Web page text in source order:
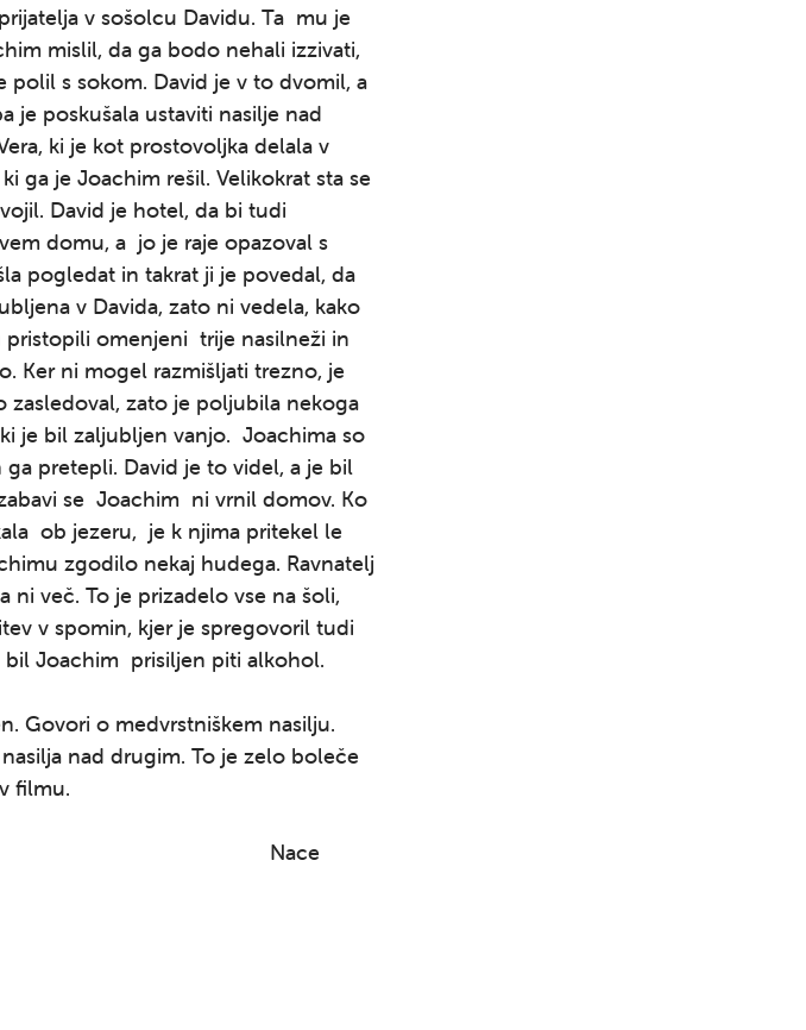
v sošolcu Davidu. Ta mu je
mislil, da ga bodo nehali izzivati,
s sokom. David je v to dvomil, a
je poskušala ustaviti nasilje nad
ki je kot prostovoljka delala v
ga je Joachim rešil. Velikokrat sta se
David je hotel, da bi tudi
domu, a jo je raje opazoval s
pogledat in takrat ji je povedal, da
v Davida, zato ni vedela, kako
pristopili omenjeni trije nasilneži in
Ker ni mogel razmišljati trezno, je
zasledoval, zato je poljubila nekoga
je bil zaljubljen vanjo. Joachima so
pretepli. David je to videl, a je bil
se Joachim ni vrnil domov. Ko
ob jezeru, je k njima pritekel le
zgodilo nekaj hudega. Ravnatelj
ni več. To je prizadelo vse na šoli,
v spomin, kjer je spregovoril tudi
bil Joachim prisiljen piti alkohol.
o medvrstniškem nasilju.
nad drugim. To je zelo boleče
filmu.